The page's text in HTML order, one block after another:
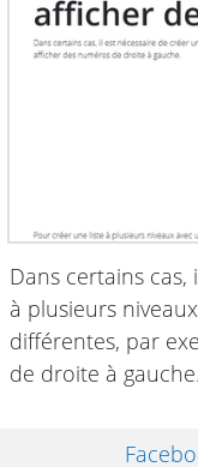
Dans certains
à plusieurs
différentes, par
de droite à gauche.